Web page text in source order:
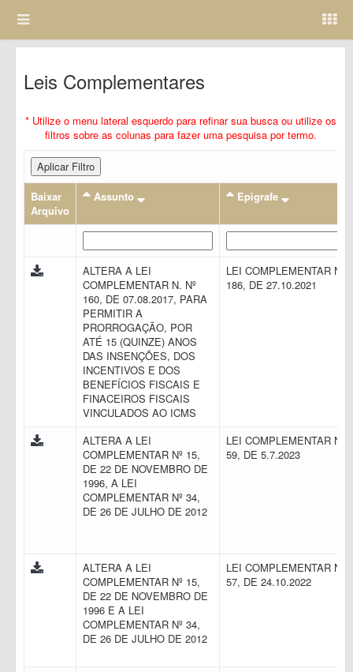
Leis Complementares
* Utilize o menu lateral esquerdo para refinar sua busca ou utilize os
filtros sobre as colunas para fazer uma pesquisa por termo.
Aplicar Filtro
Baixar
Arquivo
Assunto Epigrafe
ALTERA A LEI
COMPLEMENTAR N. Nº
160, DE 07.08.2017, PARA
PERMITIR A
PRORROGAÇÃO, POR
ATÉ 15 (QUINZE) ANOS
DAS INSENÇÕES, DOS
INCENTIVOS E DOS
BENEFÍCIOS FISCAIS E
FINACEIROS FISCAIS
VINCULADOS AO ICMS
LEI COMPLEMENTAR N.
186, DE 27.10.2021
ALTERA A LEI
COMPLEMENTAR Nº 15,
DE 22 DE NOVEMBRO DE
1996, A LEI
COMPLEMENTAR Nº 34,
DE 26 DE JULHO DE 2012
LEI COMPLEMENTAR N.
59, DE 5.7.2023
ALTERA A LEI
COMPLEMENTAR Nº 15,
DE 22 DE NOVEMBRO DE
1996 E A LEI
COMPLEMENTAR Nº 34,
DE 26 DE JULHO DE 2012
LEI COMPLEMENTAR N.
57, DE 24.10.2022